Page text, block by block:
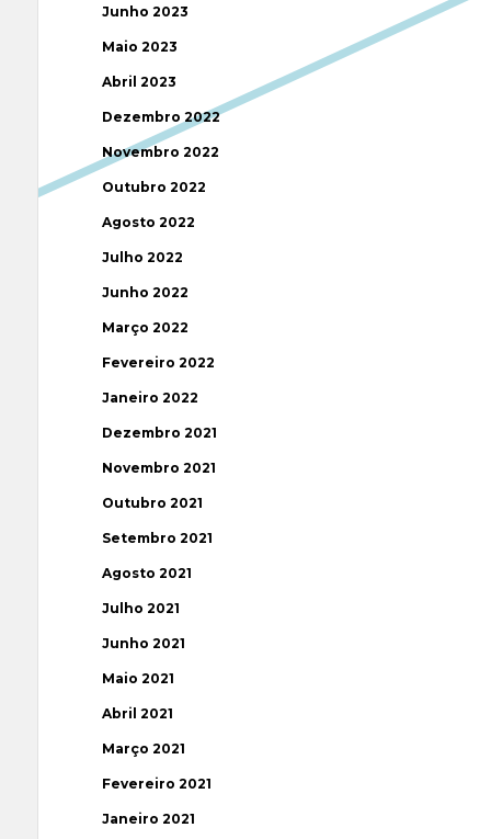
Junho 2023
Maio 2023
Abril 2023
Dezembro 2022
Novembro 2022
Outubro 2022
Agosto 2022
Julho 2022
Junho 2022
Março 2022
Fevereiro 2022
Janeiro 2022
Dezembro 2021
Novembro 2021
Outubro 2021
Setembro 2021
Agosto 2021
Julho 2021
Junho 2021
Maio 2021
Abril 2021
Março 2021
Fevereiro 2021
Janeiro 2021